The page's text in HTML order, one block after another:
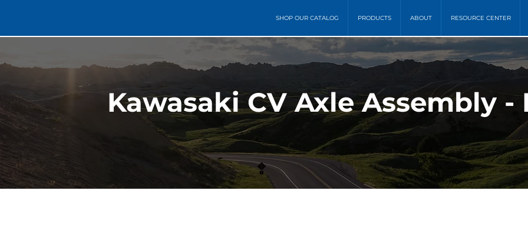
SHOP OUR CATALOG PRODUCTS ABOUT RESOURCE CENTER
Kawasaki CV Axle Assembly